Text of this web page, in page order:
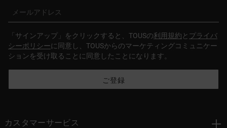
メールアドレス
「サインアップ」をクリックすると、TOUSの利用規約と プライバ
シーポリシーに同意し、TOUSからのマーケティングコミュニケー
ションを受け取ることに同意したことになります。
ご登録
カスタマーサービス